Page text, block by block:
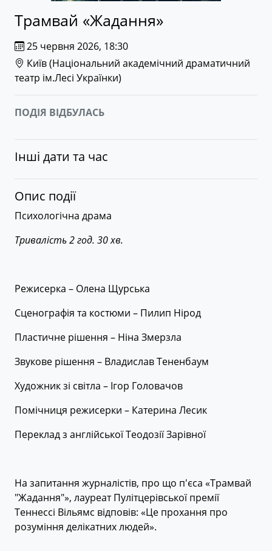
Трамвай «Жадання»
25 червня 2026, 18:30
Київ (Національний академічний драматичний
театр ім.Лесі Українки)
ПОДІЯ ВІДБУЛАСЬ
Інші дати та час
Опис події
Психологічна драма
Тривалість 2 год. 30 хв.
Режисерка – Олена Щурська
Сценографія та костюми – Пилип Нірод
Пластичне рішення – Ніна Змерзла
Звукове рішення – Владислав Тененбаум
Художник зі світла – Ігор Головачов
Помічниця режисерки – Катерина Лесик
Переклад з англійської Теодозії Зарівної
На запитання журналістів, про що п'єса «Трамвай
"Жадання"», лауреат Пулітцерівської премії
Теннессі Вільямс відповів: «Це прохання про
розуміння делікатних людей».